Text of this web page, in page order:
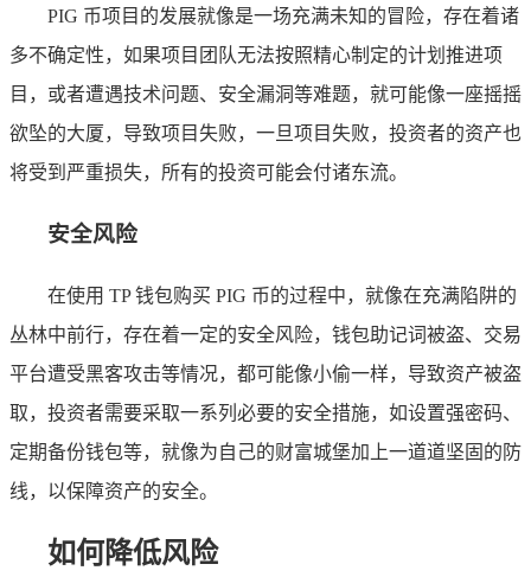
PIG 币项目的发展就像是一场充满未知的冒险，存在着诸
多不确定性，如果项目团队无法按照精心制定的计划推进项
目，或者遭遇技术问题、安全漏洞等难题，就可能像一座摇摇
欲坠的大厦，导致项目失败，一旦项目失败，投资者的资产也
将受到严重损失，所有的投资可能会付诸东流。
安全风险
在使用 TP 钱包购买 PIG 币的过程中，就像在充满陷阱的
丛林中前行，存在着一定的安全风险，钱包助记词被盗、交易
平台遭受黑客攻击等情况，都可能像小偷一样，导致资产被盗
取，投资者需要采取一系列必要的安全措施，如设置强密码、
定期备份钱包等，就像为自己的财富城堡加上一道道坚固的防
线，以保障资产的安全。
如何降低风险